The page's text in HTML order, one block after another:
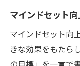
ント
マインドセット
マインドセット向
きな効果をもたら